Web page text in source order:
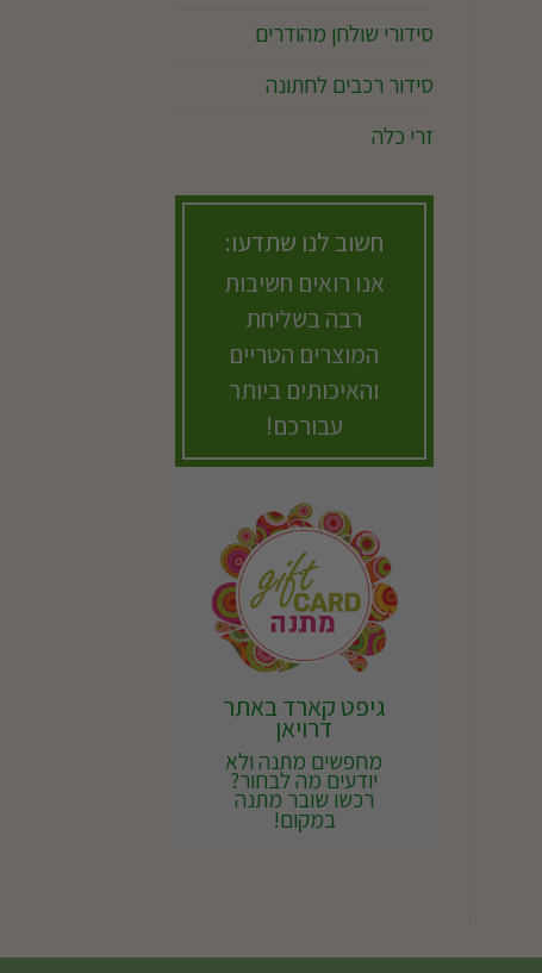
סידורי שולחן מהודרים
סידור רכבים לחתונה
זרי כלה
חשוב לנו שתדעו:
אנו רואים חשיבות
רבה בשליחת
המוצרים הטריים
והאיכותים ביותר
עבורכם!
גיפט קארד באתר
דרויאן
מחפשים מתנה ולא
יודעים מה לבחור?
רכשו שובר מתנה
במקום!